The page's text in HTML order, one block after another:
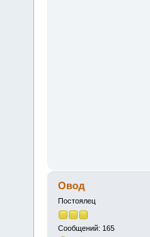
Овод
Постоялец
Сообщений: 165